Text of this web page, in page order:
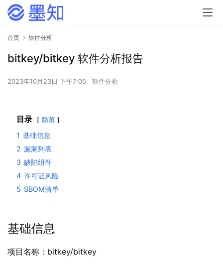
首页 软件分析
bitkey/bitkey 软件分析报告
2023年10月23日 下午7:05 软件分析
目录 隐藏
1 基础信息
2 漏洞列表
3 缺陷组件
4 许可证风险
5 SBOM清单
基础信息
项目名称：bitkey/bitkey